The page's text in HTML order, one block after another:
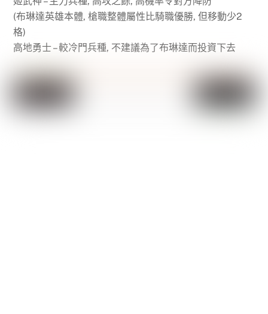
(布琳達英雄本體, 槍職整體屬性比騎職優勝, 但移動少2
格)
高地勇士 – 較冷門兵種, 不建議為了布琳達而投資下去